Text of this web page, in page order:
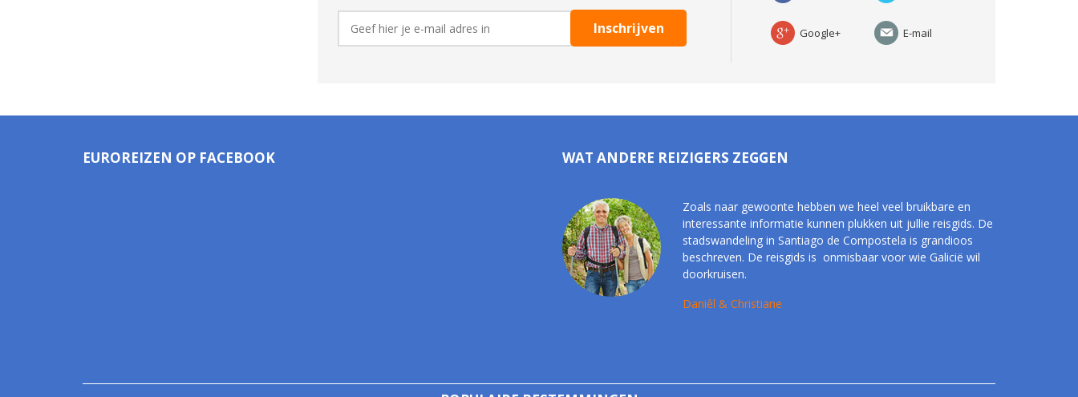
Google+ E-mail
EUROREIZEN OP FACEBOOK WAT ANDERE REIZIGERS ZEGGEN
Zoals naar gewoonte hebben we heel veel bruikbare en
interessante informatie kunnen plukken uit jullie reisgids. De
stadswandeling in Santiago de Compostela is grandioos
beschreven. De reisgids is onmisbaar voor wie Galicië wil
doorkruisen.
Daniêl & Christiane